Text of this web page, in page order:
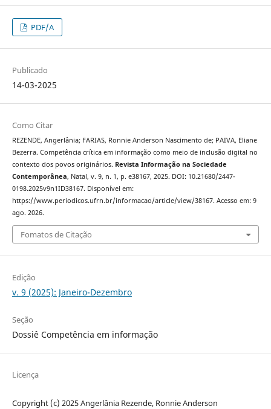
PDF/A
Publicado
14-03-2025
Como Citar
REZENDE, Angerlânia; FARIAS, Ronnie Anderson Nascimento de; PAIVA, Eliane
Bezerra. Competência crítica em informação como meio de inclusão digital no
contexto dos povos originários. Revista Informação na Sociedade
Contemporânea, Natal, v. 9, n. 1, p. e38167, 2025. DOI: 10.21680/2447-
0198.2025v9n1ID38167. Disponível em:
https://www.periodicos.ufrn.br/informacao/article/view/38167. Acesso em: 9
ago. 2026.
Fomatos de Citação
Edição
v. 9 (2025): Janeiro-Dezembro
Seção
Dossiê Competência em informação
Licença
Copyright (c) 2025 Angerlânia Rezende, Ronnie Anderson